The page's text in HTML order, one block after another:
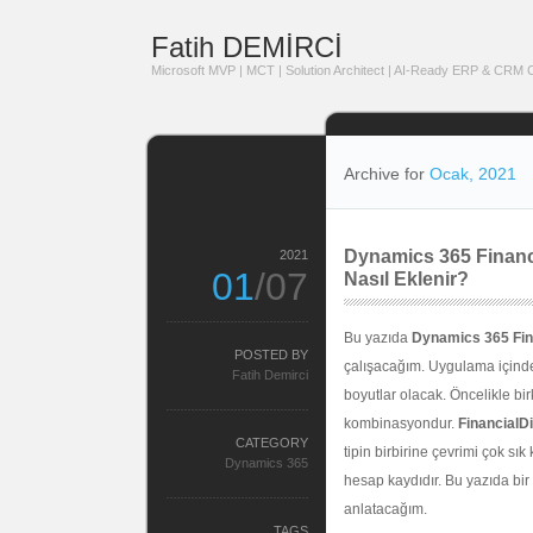
Fatih DEMİRCİ
Microsoft MVP | MCT | Solution Architect | AI-Ready ERP & CRM
Archive for Ocak, 2021
Dynamics 365
Nasıl Eklenir?
Bu yazıda Dynamics 365
çalışacağım. Uygulama
boyutlar olacak. Öncelikle
kombinasyondur.
tipin birbirine çevrimi çok sık
hesap kaydıdır. Bu yazıda
anlatacağım.
2021
01/07
POSTED BY
Fatih Demirci
CATEGORY
Dynamics 365